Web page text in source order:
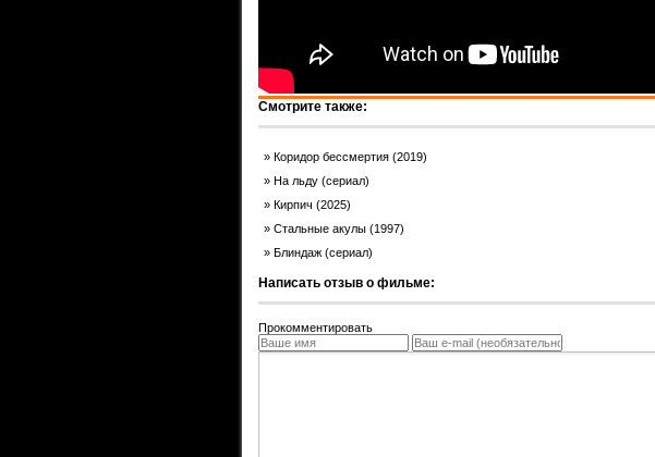
Смотрите также:
Коридор бессмертия (2019)
На льду (сериал)
Кирпич (2025)
Стальные акулы (1997)
Блиндаж (сериал)
Написать отзыв о фильме:
Прокомментировать